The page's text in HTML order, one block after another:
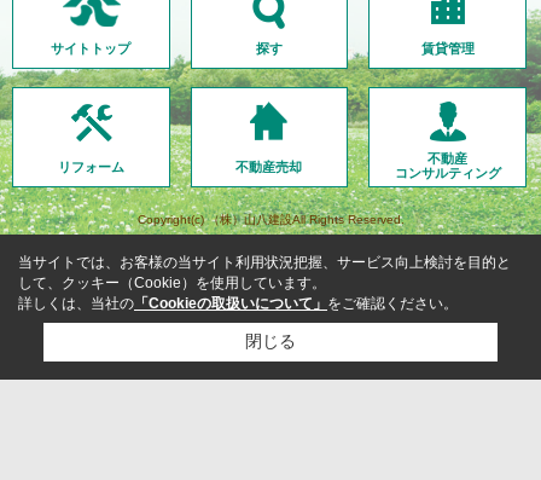
サイトトップ 探す 賃貸管理
リフォーム 不動産売却
不動産
コンサルティング
Copyright(c) （株）山八建設All Rights Reserved.
当サイトでは、お客様の当サイト利用状況把握、サービス向上検討を目的と
して、クッキー（Cookie）を使用しています。
詳しくは、当社の 「Cookieの取扱いについて」 をご確認ください。
閉じる